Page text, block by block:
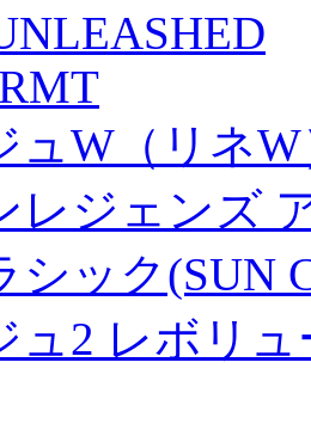
ュW（リネ
レジェンズ
シック(SUN
ュ2 レボリ